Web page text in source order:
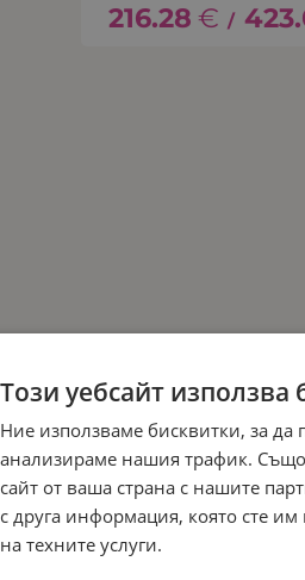
216.28 € /
Този уебсайт използва
Ние използваме бисквитки, за
анализираме нашия трафик.
сайт от ваша страна с нашите
с друга информация, която сте
на техните услуги.